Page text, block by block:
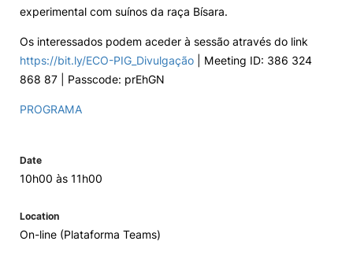
experimental com suínos da raça Bísara.
Os interessados podem aceder à sessão através do link
https://bit.ly/ECO-PIG_Divulgação | Meeting ID: 386 324
868 87 | Passcode: prEhGN
PROGRAMA
Date
10h00 às 11h00
Location
On-line (Plataforma Teams)